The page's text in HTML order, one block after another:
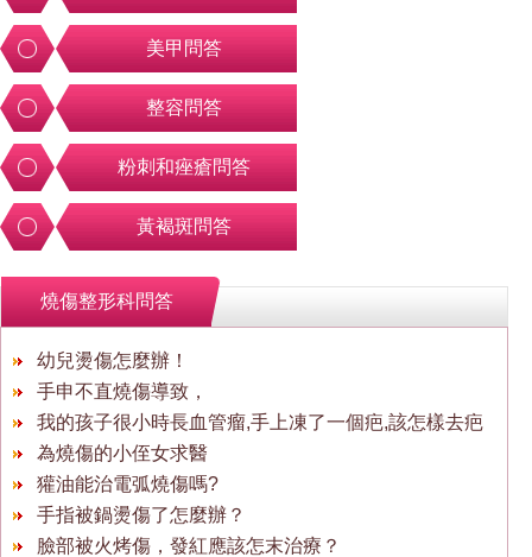
美甲問答
整容問答
粉刺和痤瘡問答
黃褐斑問答
燒傷整形科問答
幼兒燙傷怎麼辦！
手申不直燒傷導致，
我的孩子很小時長血管瘤,手上凍了一個疤,該怎樣去疤
為燒傷的小侄女求醫
獾油能治電弧燒傷嗎?
手指被鍋燙傷了怎麼辦？
臉部被火烤傷，發紅應該怎末治療？